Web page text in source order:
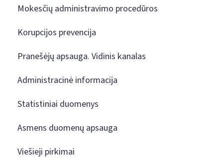
Mokesčių administravimo procedūros
Korupcijos prevencija
Pranešėjų apsauga. Vidinis kanalas
Administracinė informacija
Statistiniai duomenys
Asmens duomenų apsauga
Viešieji pirkimai